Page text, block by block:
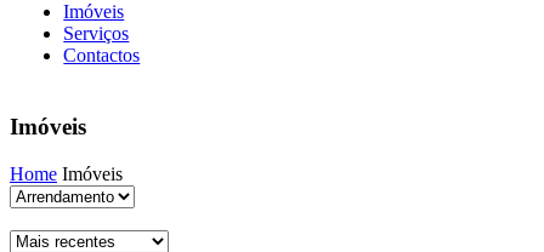
Imóveis
Serviços
Contactos
Imóveis
Home Imóveis